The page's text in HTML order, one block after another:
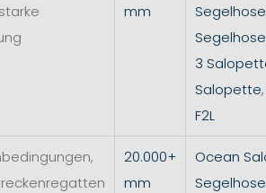
mm
Segelhose
3
Salopette
F2L
20.000+
mm
Ocean
Segelhose